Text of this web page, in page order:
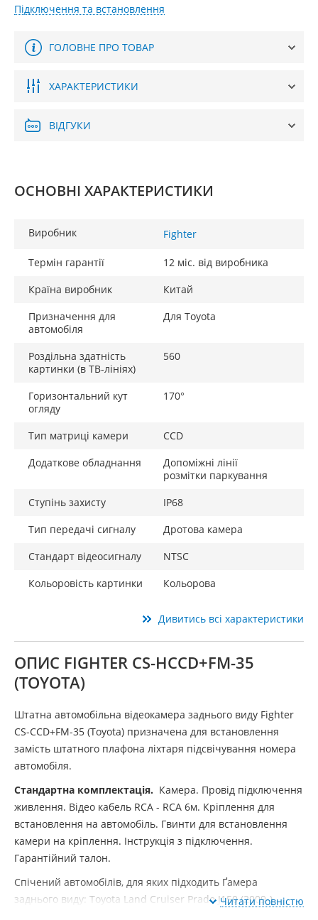
Підключення та встановлення
ГОЛОВНЕ ПРО ТОВАР
ХАРАКТЕРИСТИКИ
ВІДГУКИ
ОСНОВНІ ХАРАКТЕРИСТИКИ
Виробник Fighter
Термін гарантії
12 міс. від виробника
Країна виробник
Китай
Призначення для
автомобіля
Для Toyota
Роздільна здатність
картинки (в ТВ-лініях)
560
Горизонтальний кут
огляду
170°
Тип матриці камери
CCD
Додаткове обладнання
Допоміжні лінії
розмітки паркування
Ступінь захисту
IP68
Тип передачі сигналу
Дротова камера
Стандарт відеосигналу
NTSC
Кольоровість картинки
Кольорова
Дивитись всі характеристики
ОПИС FIGHTER CS-HCCD+FM-35
(TOYOTA)
Штатна автомобільна відеокамера заднього виду Fighter
CS-CCD+FM-35 (Toyota) призначена для встановлення
замість штатного плафона ліхтаря підсвічування номера
автомобіля.
Стандартна комплектація. Камера. Провід підключення
живлення. Відео кабель RCA - RCA 6м. Кріплення для
встановлення на автомобіль. Гвинти для встановлення
камери на кріплення. Інструкція з підключення.
Гарантійний талон.
Спічений автомобілів, для яких підходить Ґамера
заднього виду: Toyota Land Cruiser Prado J150 (2009-).
Читати повністю